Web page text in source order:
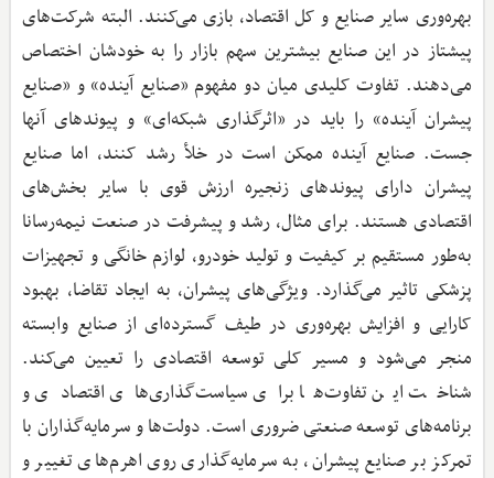
بهره‌وری سایر صنایع‌ و کل اقتصاد، بازی می‌کنند. البته شرکت‌های
پیشتاز در این صنایع بیشترین سهم بازار را به خودشان اختصاص
می‌دهند. تفاوت کلیدی میان دو مفهوم «صنایع آینده» و «صنایع
پیشران آینده» را باید در «اثرگذاری شبکه‌ای» و پیوندهای آنها
جست. صنایع آینده ممکن است در خلأ رشد کنند، اما صنایع
پیشران دارای پیوندهای زنجیره ارزش قوی با سایر بخش‌های
اقتصادی هستند. برای مثال، رشد و پیشرفت در صنعت نیمه‌رسانا
به‌طور مستقیم بر کیفیت و تولید خودرو، لوازم خانگی و تجهیزات
پزشکی تاثیر می‌گذارد. ویژگی‌های پیشران، به ایجاد تقاضا، بهبود
کارایی و افزایش بهره‌وری در طیف گسترده‌ای از صنایع وابسته
منجر می‌شود و مسیر کلی توسعه اقتصادی را تعیین می‌کند.
شناخت این تفاوت‌ها برای سیاست‌گذاری‌های اقتصادی و
برنامه‌های توسعه صنعتی ضروری است. دولت‌ها و سرمایه‌گذاران با
تمرکز بر صنایع پیشران، به سرمایه‌گذاری روی اهرم‌های تغییر و